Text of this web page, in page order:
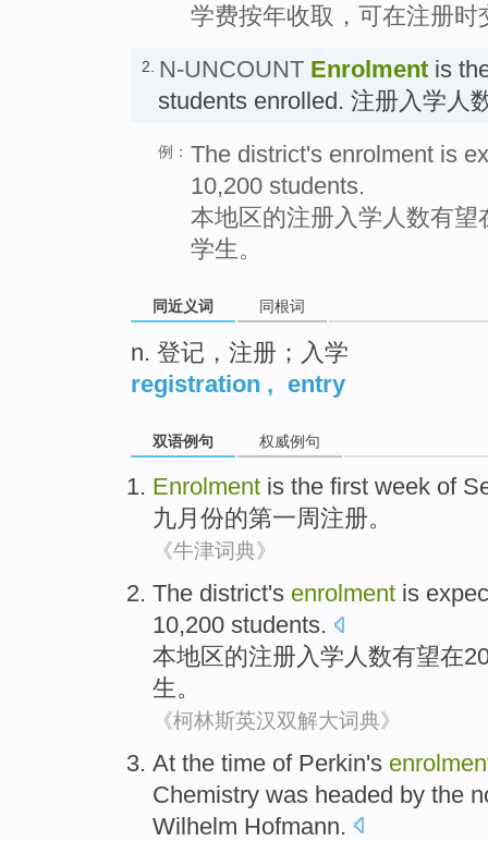
学费按年收取，可在注册时
2. N-UNCOUNT Enrolment is
students enrolled. 注册入学人
例： The district's enrolment is
10,200 students.
本地区的注册入学人数有
学生。
同近义词 同根词
n. 登记，注册；入学
registration , entry
双语例句 权威例句
Enrolment is the first week of
九月份的第一周注册。
《牛津词典》
The district's enrolment is
10,200 students.
本地区的注册入学人数有望在
生。
《柯林斯英汉双解大词典》
At the time of Perkin's
Chemistry was headed by the
Wilhelm Hofmann.